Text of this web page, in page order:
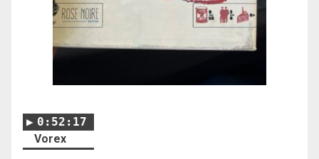
0:52:17
Vorex